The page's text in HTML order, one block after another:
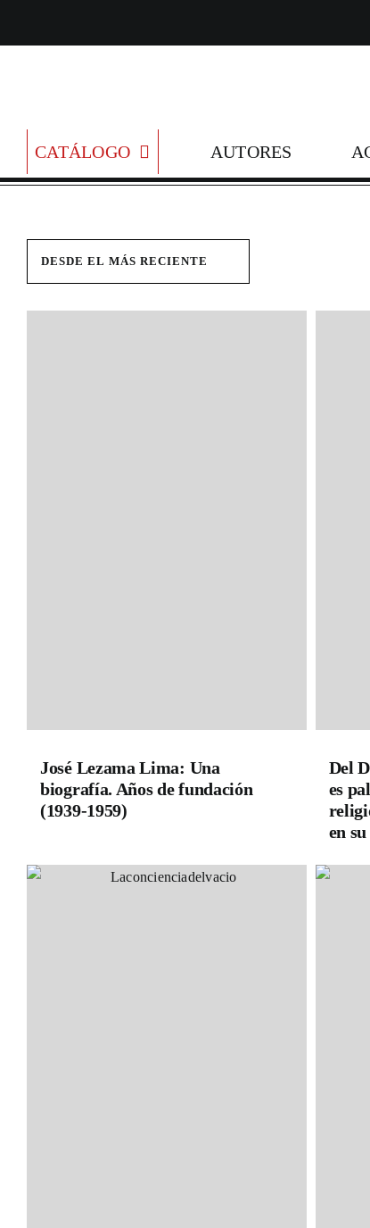
CATÁLOGO AUTORES
José Lezama Lima: Una
biografía. Años de fundación
(1939-1959)
Del
es
en